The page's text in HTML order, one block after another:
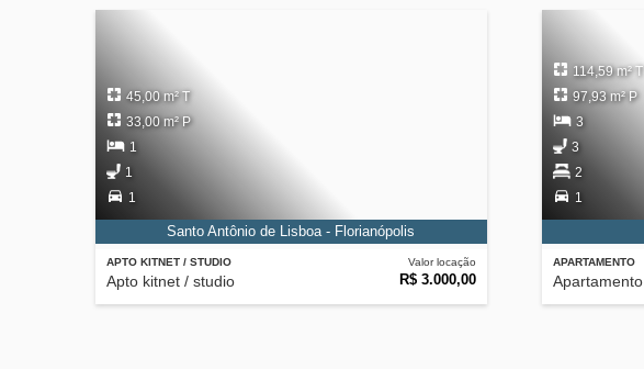
APTO KITNET / STUDIO
Apto kitnet / studio
Valor locação
R$ 3.000,00
45,00 m² T
33,00 m² P
1
1
1
Santo Antônio de Lisboa - Florianópolis
APARTAMENTO
Apartamento
114,59 m² T
97,93 m² P
3
3
2
1